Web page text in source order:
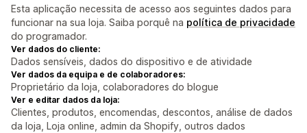
Esta aplicação necessita de acesso aos seguintes dados para
funcionar na sua loja. Saiba porquê na política de privacidade
do programador.
Ver dados do cliente:
Dados sensíveis, dados do dispositivo e de atividade
Ver dados da equipa e de colaboradores:
Proprietário da loja, colaboradores do blogue
Ver e editar dados da loja:
Clientes, produtos, encomendas, descontos, análise de dados
da loja, Loja online, admin da Shopify, outros dados